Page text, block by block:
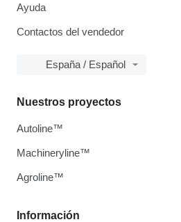
Ayuda
Contactos del vendedor
España / Español
Información
Nuestros proyectos
Autoline™
Machineryline™
Agroline™